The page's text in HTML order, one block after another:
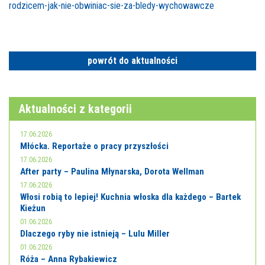
rodzicem-jak-nie-obwiniac-sie-za-bledy-wychowawcze
powrót do aktualności
Aktualności z kategorii
17.06.2026
Młócka. Reportaże o pracy przyszłości
17.06.2026
After party – Paulina Młynarska, Dorota Wellman
17.06.2026
Włosi robią to lepiej! Kuchnia włoska dla każdego – Bartek
Kieżun
01.06.2026
Dlaczego ryby nie istnieją – Lulu Miller
01.06.2026
Róża – Anna Rybakiewicz